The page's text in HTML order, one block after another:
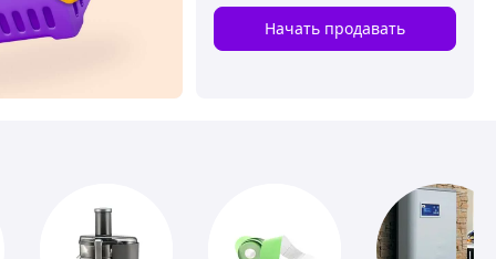
Начать продавать